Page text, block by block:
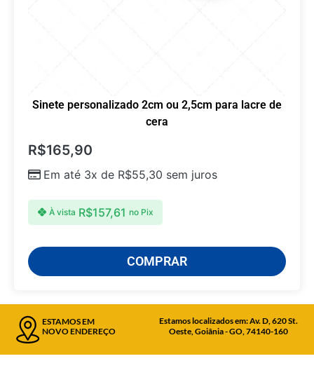
Sinete personalizado 2cm ou 2,5cm para lacre de
cera
R$165,90
Em até 3x de R$55,30 sem juros
À vista R$157,61 no Pix
COMPRAR
ESTAMOS EM
NOVO ENDEREÇO
Estamos localizados em: Av. D, 620 St.
Oeste, Goiânia - GO, 74140-160